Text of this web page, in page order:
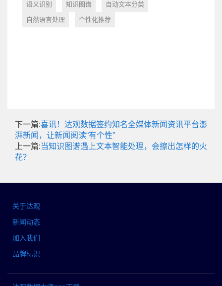
语义识别 知识图谱 自动文本分类
自然语言处理 个性化推荐
下一篇:喜讯！达观数据签约知名全媒体新闻资讯平台澎
湃新闻，让新闻阅读“有个性”
上一篇:当知识图谱遇上文本智能处理，会擦出怎样的火
花？
关于达观
新闻动态
加入我们
品牌标识